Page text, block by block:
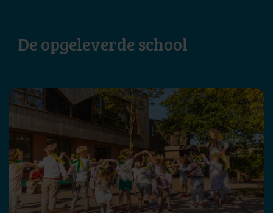
De opgeleverde school